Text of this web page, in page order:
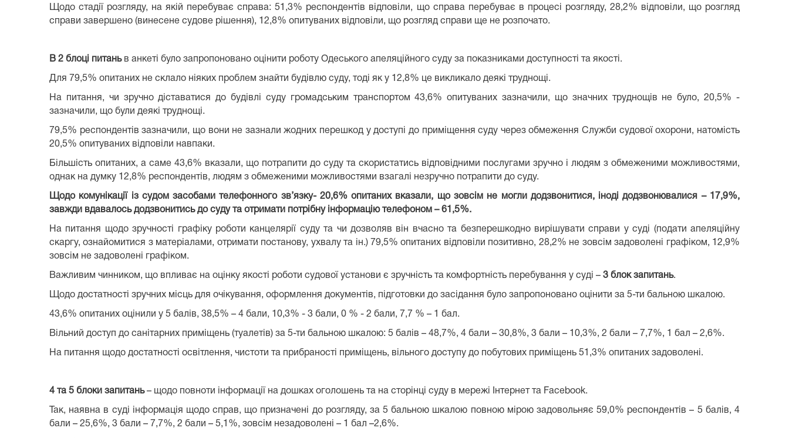
Щодо стадії розгляду, на якій перебуває справа: 51,3% респондентів відповіли, що справа перебуває в процесі розгляду, 28,2% відповіли, що розгляд
справи завершено (винесене судове рішення), 12,8% опитуваних відповіли, що розгляд справи ще не розпочато.
В 2 блоці питаньв анкеті було запропоновано оцінити роботу Одеського апеляційного суду за показниками доступності та якості.
Для 79,5% опитаних не склало ніяких проблем знайти будівлю суду, тоді як у 12,8% це викликало деякі труднощі.
На питання, чи зручно діставатися до будівлі суду громадським транспортом 43,6% опитуваних зазначили, що значних труднощів не було, 20,5% -
зазначили, що були деякі труднощі.
79,5% респондентів зазначили, що вони не зазнали жодних перешкод у доступі до приміщення суду через обмеження Служби судової охорони, натомість
20,5% опитуваних відповіли навпаки.
Більшість опитаних, а саме 43,6% вказали, що потрапити до суду та скористатись відповідними послугами зручно і людям з обмеженими можливостями,
однак на думку 12,8% респондентів, людям з обмеженими можливостями взагалі незручно потрапити до суду.
Щодо комунікації із судом засобами телефонного зв’язку- 20,6% опитаних вказали, що зовсім не могли додзвонитися, іноді додзвонювалися – 17,9%,
завжди вдавалось додзвонитись до суду та отримати потрібну інформацію телефоном – 61,5%.
На питання щодо зручності графіку роботи канцелярії суду та чи дозволяв він вчасно та безперешкодно вирішувати справи у суді (подати апеляційну
скаргу, ознайомитися з матеріалами, отримати постанову, ухвалу та ін.) 79,5% опитаних відповіли позитивно, 28,2% не зовсім задоволені графіком, 12,9%
зовсім не задоволені графіком.
Важливим чинником, що впливає на оцінку якості роботи судової установи є зручність та комфортність перебування у суді – 3 блок запитань.
Щодо достатності зручних місць для очікування, оформлення документів, підготовки до засідання було запропоновано оцінити за 5-ти бальною шкалою.
43,6% опитаних оцінили у 5 балів, 38,5% – 4 бали, 10,3% - 3 бали, 0 % - 2 бали, 7,7 % – 1 бал.
Вільний доступ до санітарних приміщень (туалетів) за 5-ти бальною шкалою: 5 балів – 48,7%, 4 бали – 30,8%, 3 бали – 10,3%, 2 бали – 7,7%, 1 бал – 2,6%.
На питання щодо достатності освітлення, чистоти та прибраності приміщень, вільного доступу до побутових приміщень 51,3% опитаних задоволені.
4 та 5 блоки запитань– щодо повноти інформації на дошках оголошень та на сторінці суду в мережі Інтернет та Facebook.
Так, наявна в суді інформація щодо справ, що призначені до розгляду, за 5 бальною шкалою повною мірою задовольняє 59,0% респондентів – 5 балів, 4
бали – 25,6%, 3 бали – 7,7%, 2 бали – 5,1%, зовсім незадоволені – 1 бал –2,6%.